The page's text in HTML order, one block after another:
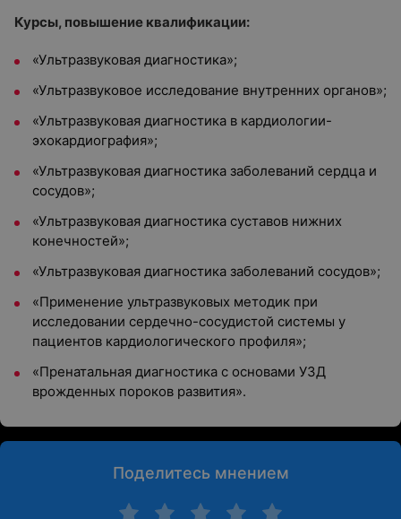
Курсы, повышение квалификации:
«Ультразвуковая диагностика»;
«Ультразвуковое исследование внутренних органов»;
«Ультразвуковая диагностика в кардиологии-
эхокардиография»;
«Ультразвуковая диагностика заболеваний сердца и
сосудов»;
«Ультразвуковая диагностика суставов нижних
конечностей»;
«Ультразвуковая диагностика заболеваний сосудов»;
«Применение ультразвуковых методик при
исследовании сердечно-сосудистой системы у
пациентов кардиологического профиля»;
«Пренатальная диагностика с основами УЗД
врожденных пороков развития».
Поделитесь мнением